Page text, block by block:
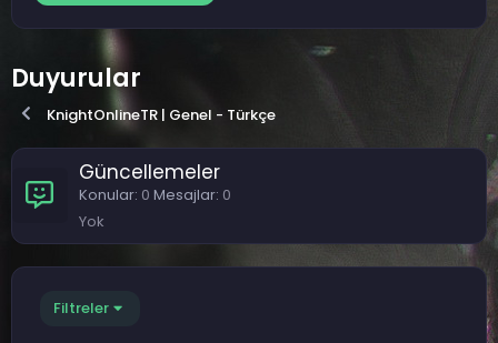
Duyurular
KnightOnlineTR | Genel - Türkçe
Güncellemeler
Konular 0 Mesajlar 0
Yok
Filtreler